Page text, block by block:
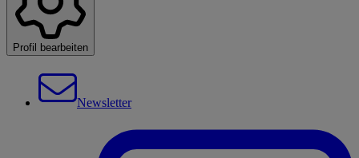
Profil bearbeiten
Newsletter